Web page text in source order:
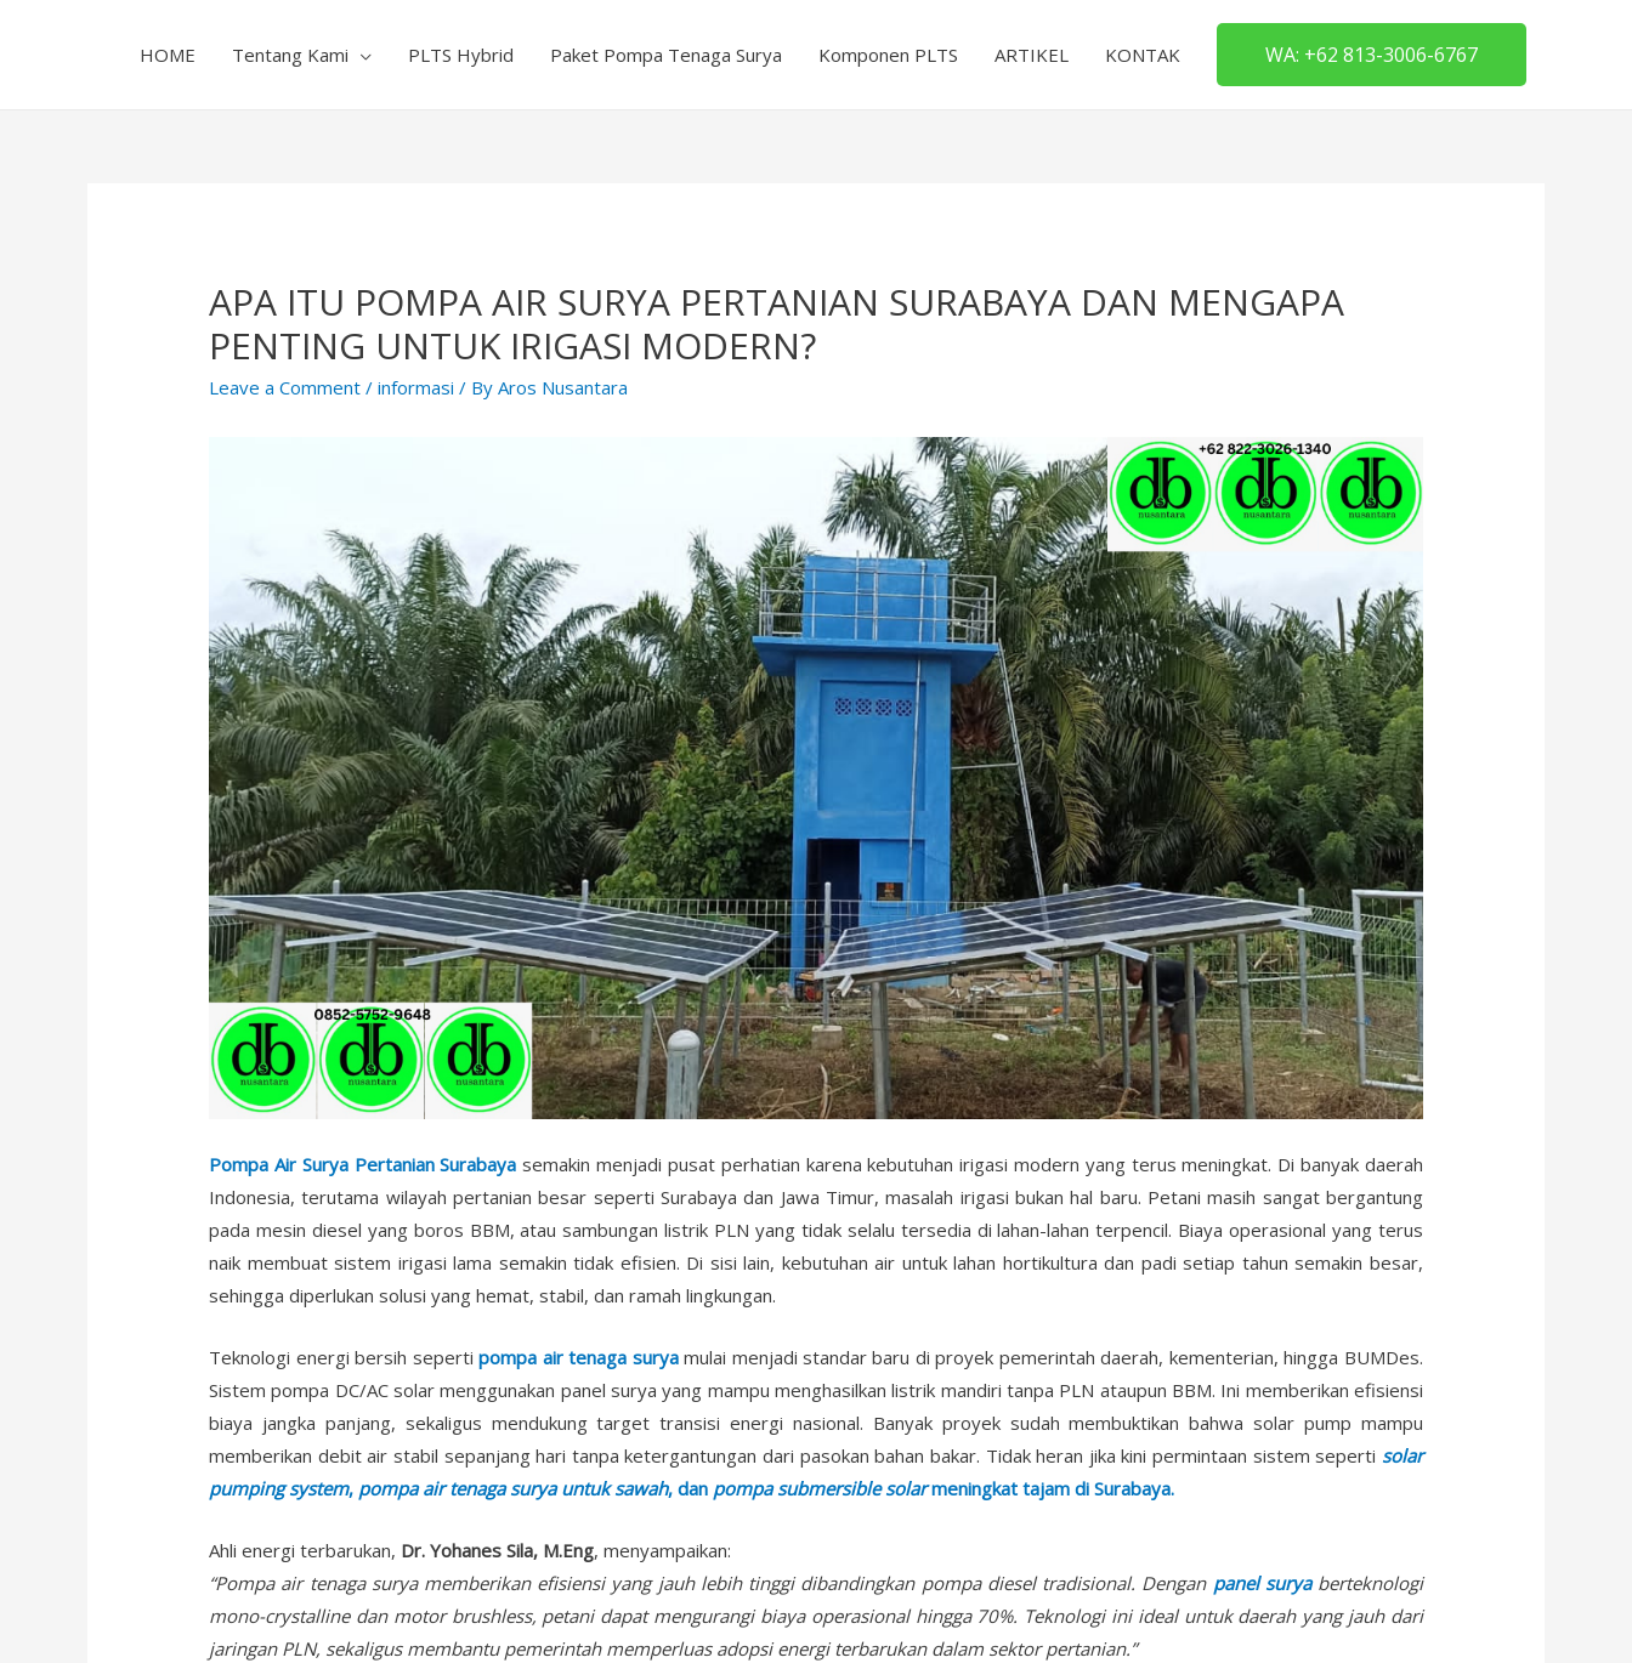
HOME Tentang Kami PLTS Hybrid Paket Pompa Tenaga Surya Komponen PLTS ARTIKEL KONTAK WA: +62 813-3006-6767
APA ITU POMPA AIR SURYA PERTANIAN SURABAYA DAN MENGAPA
PENTING UNTUK IRIGASI MODERN?
Leave a Comment /informasi / ByAros Nusantara
Pompa Air Surya Pertanian Surabaya semakin menjadi pusat perhatian karena kebutuhan irigasi modern yang terus meningkat. Di banyak daerah
Indonesia, terutama wilayah pertanian besar seperti Surabaya dan Jawa Timur, masalah irigasi bukan hal baru. Petani masih sangat bergantung
pada mesin diesel yang boros BBM, atau sambungan listrik PLN yang tidak selalu tersedia di lahan-lahan terpencil. Biaya operasional yang terus
naik membuat sistem irigasi lama semakin tidak efisien. Di sisi lain, kebutuhan air untuk lahan hortikultura dan padi setiap tahun semakin besar,
sehingga diperlukan solusi yang hemat, stabil, dan ramah lingkungan.
Teknologi energi bersih sepertipompa air tenaga suryamulai menjadi standar baru di proyek pemerintah daerah, kementerian, hingga BUMDes.
Sistem pompa DC/AC solar menggunakan panel surya yang mampu menghasilkan listrik mandiri tanpa PLN ataupun BBM. Ini memberikan efisiensi
biaya jangka panjang, sekaligus mendukung target transisi energi nasional. Banyak proyek sudah membuktikan bahwa solar pump mampu
memberikan debit air stabil sepanjang hari tanpa ketergantungan dari pasokan bahan bakar. Tidak heran jika kini permintaan sistem seperti solar
pumping system, pompa air tenaga surya untuk sawah, dan pompa submersible solarmeningkat tajam di Surabaya.
Ahli energi terbarukan, Dr. Yohanes Sila, M.Eng, menyampaikan:
“Pompa air tenaga surya memberikan efisiensi yang jauh lebih tinggi dibandingkan pompa diesel tradisional. Dengan panel surya berteknologi
mono-crystalline dan motor brushless, petani dapat mengurangi biaya operasional hingga 70%. Teknologi ini ideal untuk daerah yang jauh dari
jaringan PLN, sekaligus membantu pemerintah memperluas adopsi energi terbarukan dalam sektor pertanian.”